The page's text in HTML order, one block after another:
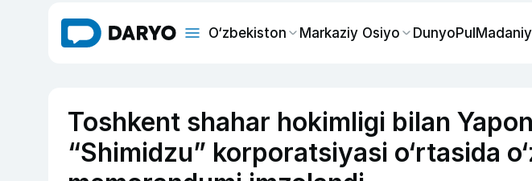
O‘zbekiston Markaziy Osiyo DunyoPul
Toshkent shahar hokimligi bilan
“Shimidzu” korporatsiyasi o‘rtasida